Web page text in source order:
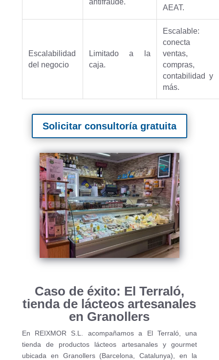
AEAT.
Escalabilidad
del negocio
Limitado a la
caja.
Escalable:
conecta
ventas,
compras,
contabilidad y
más.
Solicitar consultoría gratuita
Caso de éxito: El Terraló,
tienda de lácteos artesanales
en Granollers
En REIXMOR S.L. acompañamos a El Terraló, una
tienda de productos lácteos artesanales y gourmet
ubicada en Granollers (Barcelona, Catalunya), en la